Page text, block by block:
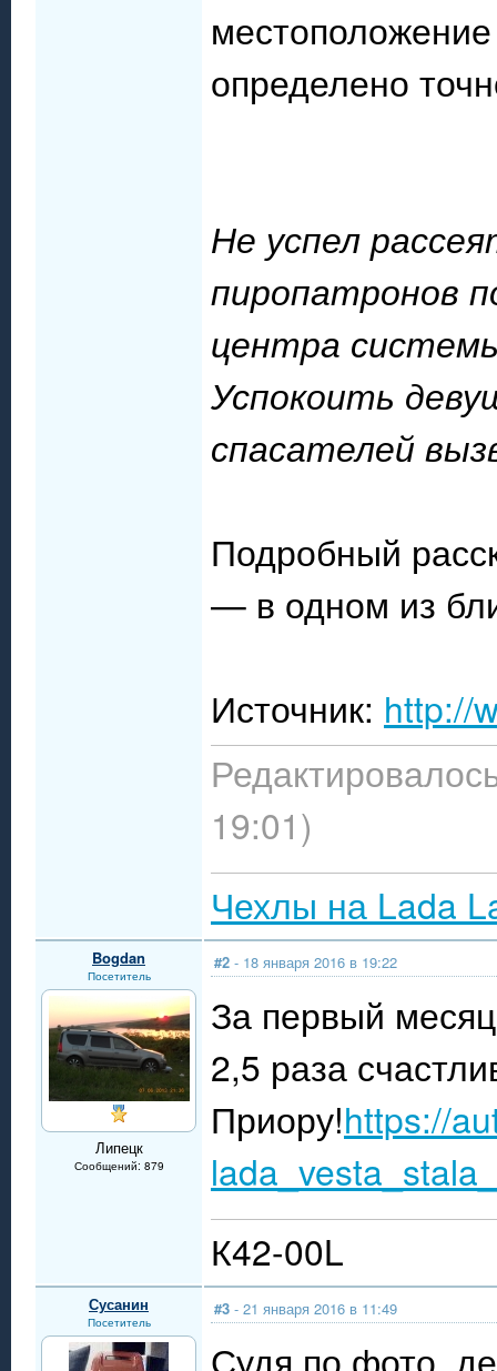
определено
Не успел
пиропатронов
центра
Успокоить
спасателей
Подробный
— в одном из
Источник: http://
19:01)
Чехлы на Lada
Bogdan
Посетитель
Липецк
Сообщений: 879
#2 - 18 января 2016 в 19:22
За первый
2,5 раза
Приору!https://
К42-00L
Сусанин
Посетитель
#3 - 21 января 2016 в 11:49
Судя по фото,